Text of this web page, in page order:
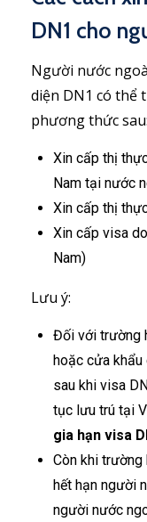
DN1 cho
Người nước
diện DN1 có thể
phương thức sau:
Xin cấp thị
Nam tại nước
Xin cấp thị
Xin cấp visa
Nam)
Lưu ý:
Đối với trường
hoặc cửa
sau khi visa
tục lưu trú tại
gia hạn visa
Còn khi
hết hạn người
người nước